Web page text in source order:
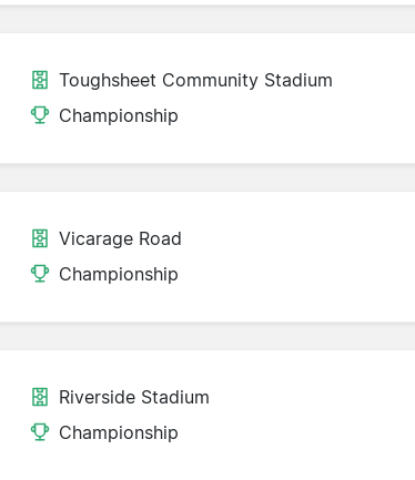
Toughsheet Community Stadium
Championship
Vicarage Road
Championship
Riverside Stadium
Championship